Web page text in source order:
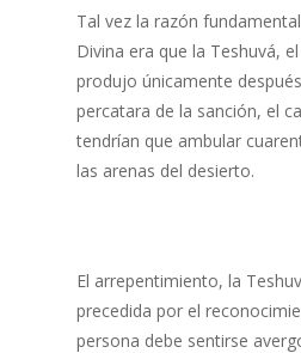
Tal vez la razón
Divina era que la Teshuvá,
produjo únicamente
percatara de la sanción, el
tendrían que ambular
las arenas del desierto.
El arrepentimiento, la
precedida por el
persona debe sentirse